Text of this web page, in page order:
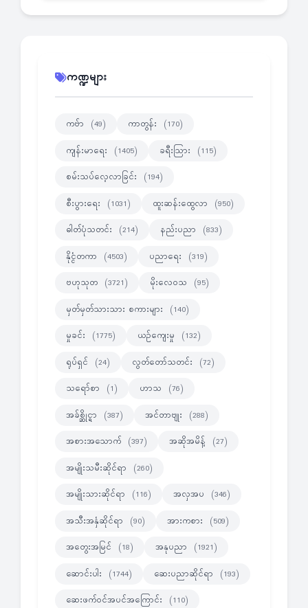
ကဏ္ဍများ
ကဗ်ာ (49) ကာတွန်း (170)
ကျန်းမာရေး (1405) ခရီးသြား (115)
စမ်းသပ်လေ့လာခြင်း (194)
စီးပွားရေး (1031) ထူးဆန်းထွေလာ (950)
ဓါတ်ပုံသတင်း (214) နည်းပညာ (833)
နိုင္ငံတကာ (4503) ပညာရေး (319)
ဗဟုသုတ (3721) မိုးလေဝသ (95)
မှတ်မှတ်သားသား စကားများ (140)
မှုခင်း (1775) ယဉ်ကျေးမှု (132)
ရုပ်ရှင် (24) လွတ်တော်သတင်း (72)
သရော်စာ (1) ဟာသ (76)
အခ်စ္ဆိုင္ရာ (387) အင်တာဗျုး (288)
အစားအသောက် (397) အဆိုအမိန့် (27)
အမျိုးသမီးဆိုင်ရာ (260)
အမျိုးသားဆိုင်ရာ (116) အလှအပ (346)
အသီးအနှံဆိုင်ရာ (90) အားကစား (509)
အတွေးအမြင် (18) အနုပညာ (1921)
ဆောင်းပါး (1744) ဆေးပညာဆိုင်ရာ (193)
ဆေးဖက်ဝင်အပင်အကြောင်း (110)